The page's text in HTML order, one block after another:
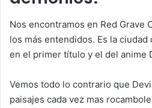
Nos encontramos en Red Grave
los más entendidos. Es la
en el primer título y el del anime
Vemos todo lo contrario que
paisajes cada vez mas